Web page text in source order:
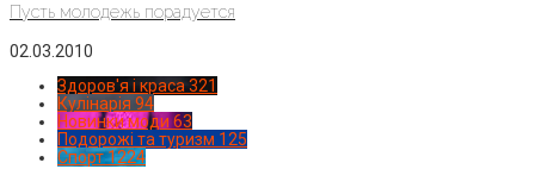
Пусть молодежь порадуется
02.03.2010
Здоров'я і краса 321
Кулінарія 94
Новинки моди 63
Подорожі та туризм 125
Спорт1224